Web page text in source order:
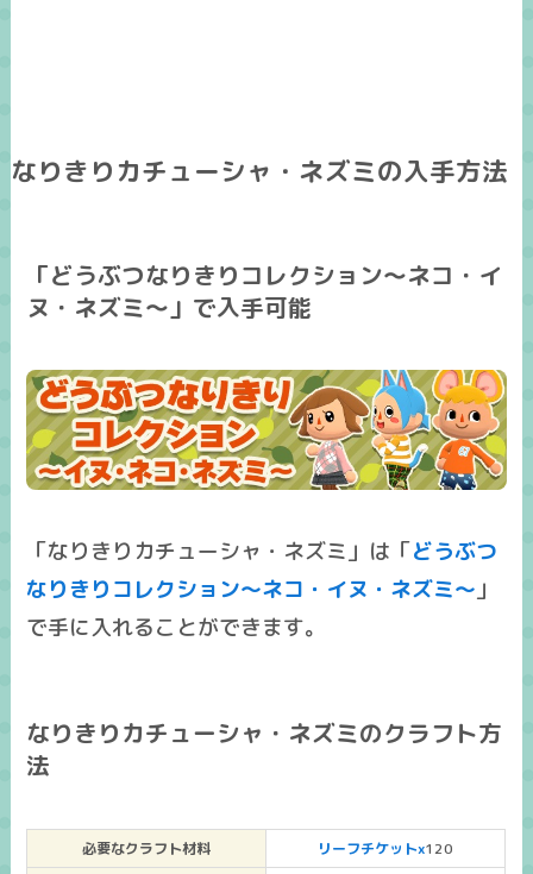
なりきりカチューシャ・ネズミの入手方法
「どうぶつなりきりコレクション～ネコ・イ
ヌ・ネズミ～」で入手可能
「なりきりカチューシャ・ネズミ」は「どうぶつ
なりきりコレクション～ネコ・イヌ・ネズミ～ 」
で手に入れることができます。
なりきりカチューシャ・ネズミのクラフト方
法
必要なクラフト材料 リーフチケットx120